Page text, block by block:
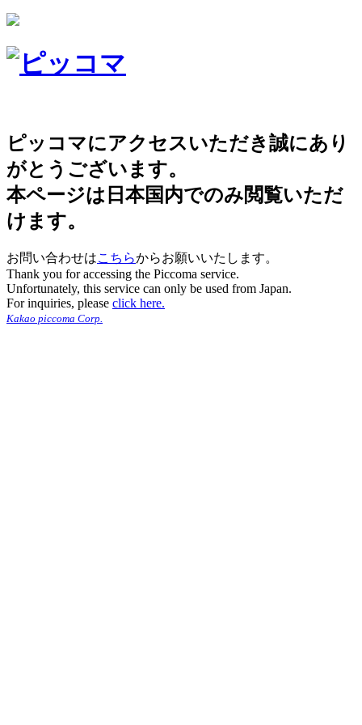
ピッコマにアクセスいただき誠にあり
がとうございます。
本ページは日本国内でのみ閲覧いただ
けます。
お問い合わせはこちらからお願いいたします。
Thank you for accessing the Piccoma service.
Unfortunately, this service can only be used from Japan.
For inquiries, please click here.
Kakao piccoma Corp.